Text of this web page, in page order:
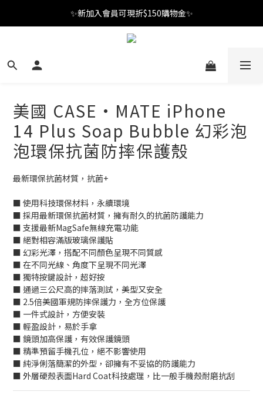
✨新加入會員可現折$150購物金✨
✨新加入會員可現折$150購物金✨
Welcome
美國 CASE·MATE iPhone
14 Plus Soap Bubble 幻彩泡
泡環保抗菌防摔保護殼
最新環保抗菌材質，抗菌+
■ 使用科技環保材料，永續環境
■ 採用最新環保抗菌材質，擁有耐久的抗菌防護能力
■ 支援最新MagSafe無線充電功能
■ 絕對相容滿版玻璃保護貼
■ 幻彩光澤，搭配不同顏色呈現不同質感
■ 在不同光線、角度下呈現不同光澤
■ 獨特按鍵設計，超好按
■ 通過三公尺高的摔落測試，美型又安全
■ 2.5倍美國軍規防摔保護力，全方位保護
■ 一件式設計，方便安裝
■ 輕盈設計，易於手拿
■ 鏡頭加高保護，有效保護鏡頭
■ 精準預留手機孔位，絕不影響使用
■ 純淨俐落簡潔的外型，卻擁有不妥協的防護能力
■ 外層硬殼表面Hard Coat科技處理，比一般手機殼耐磨抗刮